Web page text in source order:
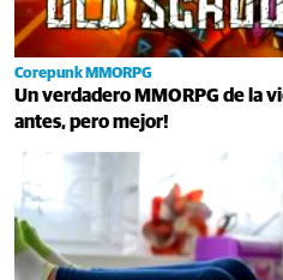
Corepunk MMORPG
Un verdadero MMORPG de la
antes, pero mejor!